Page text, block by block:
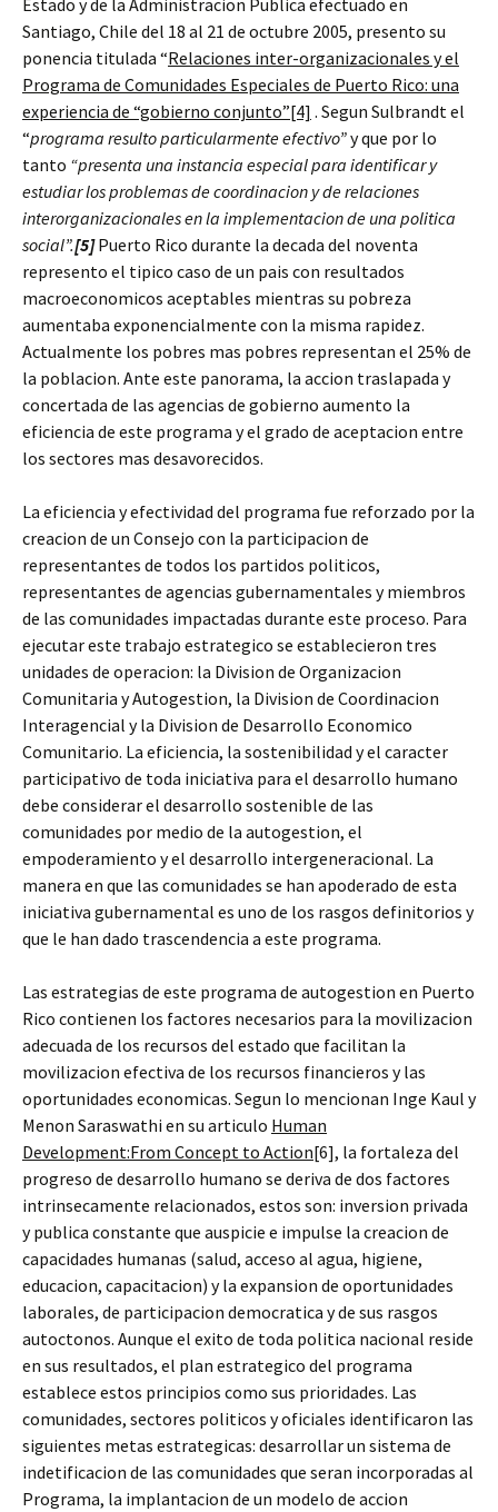
Estado y de la Administracion Publica efectuado en
Santiago, Chile del 18 al 21 de octubre 2005, presento su
ponencia titulada “Relaciones inter-organizacionales y el
Programa de Comunidades Especiales de Puerto Rico: una
experiencia de “gobierno conjunto”[4] . Segun Sulbrandt el
“programa resulto particularmente efectivo”y que por lo
tanto “presenta una instancia especial para identificar y
estudiar los problemas de coordinacion y de relaciones
interorganizacionales en la implementacion de una politica
social”.[5]Puerto Rico durante la decada del noventa
represento el tipico caso de un pais con resultados
macroeconomicos aceptables mientras su pobreza
aumentaba exponencialmente con la misma rapidez.
Actualmente los pobres mas pobres representan el 25% de
la poblacion. Ante este panorama, la accion traslapada y
concertada de las agencias de gobierno aumento la
eficiencia de este programa y el grado de aceptacion entre
los sectores mas desavorecidos.
La eficiencia y efectividad del programa fue reforzado por la
creacion de un Consejo con la participacion de
representantes de todos los partidos politicos,
representantes de agencias gubernamentales y miembros
de las comunidades impactadas durante este proceso. Para
ejecutar este trabajo estrategico se establecieron tres
unidades de operacion: la Division de Organizacion
Comunitaria y Autogestion, la Division de Coordinacion
Interagencial y la Division de Desarrollo Economico
Comunitario. La eficiencia, la sostenibilidad y el caracter
participativo de toda iniciativa para el desarrollo humano
debe considerar el desarrollo sostenible de las
comunidades por medio de la autogestion, el
empoderamiento y el desarrollo intergeneracional. La
manera en que las comunidades se han apoderado de esta
iniciativa gubernamental es uno de los rasgos definitorios y
que le han dado trascendencia a este programa.
Las estrategias de este programa de autogestion en Puerto
Rico contienen los factores necesarios para la movilizacion
adecuada de los recursos del estado que facilitan la
movilizacion efectiva de los recursos financieros y las
oportunidades economicas. Segun lo mencionan Inge Kaul y
Menon Saraswathi en su articulo Human
Development:From Concept to Action[6], la fortaleza del
progreso de desarrollo humano se deriva de dos factores
intrinsecamente relacionados, estos son: inversion privada
y publica constante que auspicie e impulse la creacion de
capacidades humanas (salud, acceso al agua, higiene,
educacion, capacitacion) y la expansion de oportunidades
laborales, de participacion democratica y de sus rasgos
autoctonos. Aunque el exito de toda politica nacional reside
en sus resultados, el plan estrategico del programa
establece estos principios como sus prioridades. Las
comunidades, sectores politicos y oficiales identificaron las
siguientes metas estrategicas: desarrollar un sistema de
indetificacion de las comunidades que seran incorporadas al
Programa, la implantacion de un modelo de accion